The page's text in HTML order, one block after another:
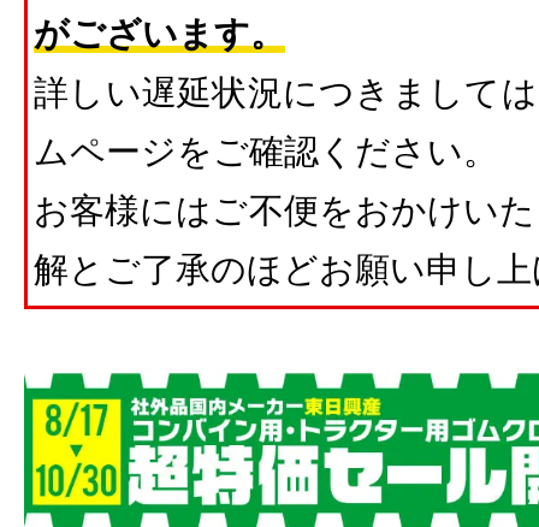
がございます。
詳しい遅延状況につきまして
ムページをご確認ください。
お客様にはご不便をおかけい
解とご了承のほどお願い申し